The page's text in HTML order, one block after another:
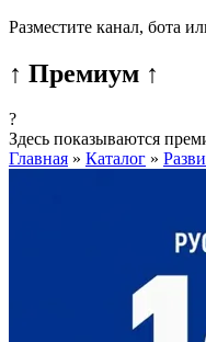
Разместите канал, бота
↑ Премиум ↑
?
Здесь показываются
Главная » Каталог »